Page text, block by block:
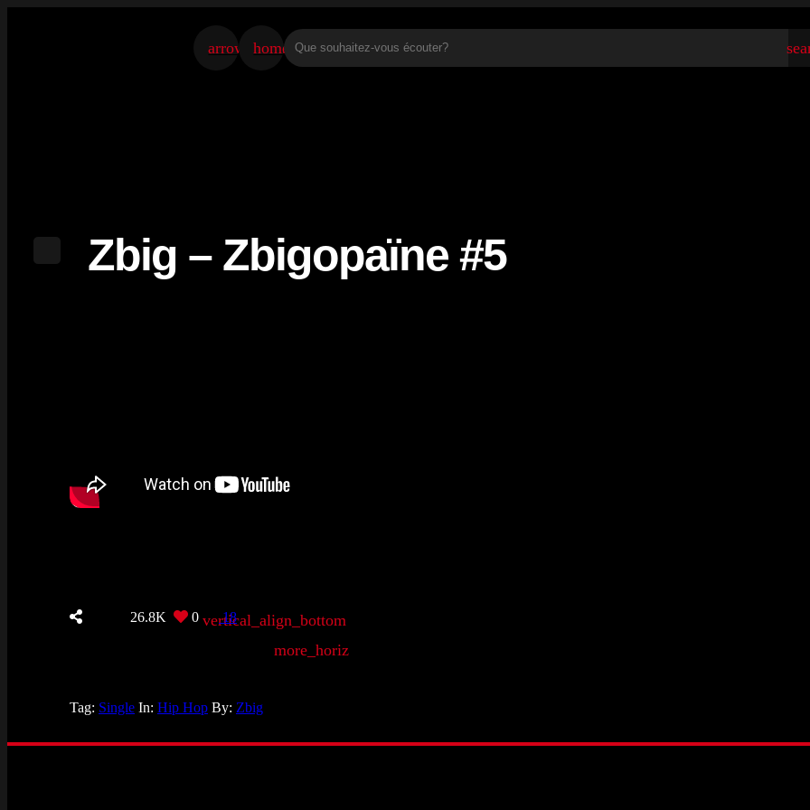
arrow_back
home
Zbig – Zbigopaïne #5
26.8K 0 vertical_align_bottom
18
more_horiz
Tag: Single In: Hip Hop By: Zbig